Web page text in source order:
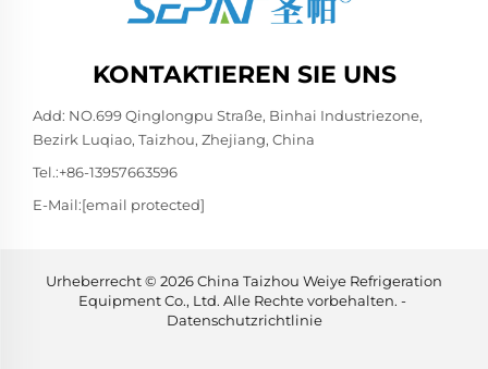
KONTAKTIEREN SIE UNS
Add: NO.699 Qinglongpu Straße, Binhai Industriezone,
Bezirk Luqiao, Taizhou, Zhejiang, China
Tel.:+86-13957663596
E-Mail:[email protected]
Urheberrecht © 2026 China Taizhou Weiye Refrigeration
Equipment Co., Ltd. Alle Rechte vorbehalten. -
Datenschutzrichtlinie